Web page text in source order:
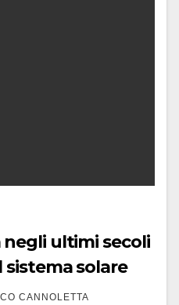
negli ultimi secoli
sistema solare
CANNOLETTA